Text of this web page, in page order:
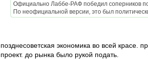
Официально Лаббе-РАФ победил соперников
По неофициальной версии, это был
позднесоветская экономика во всей
проект. до рынка было рукой подать.